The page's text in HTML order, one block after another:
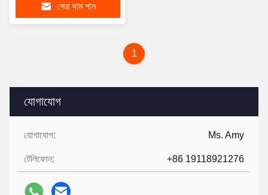
যোগাযোগ
যোগাযোগ: Ms. Amy
টেলিফোন: +86 19118921276
সেরা দাম পান
1